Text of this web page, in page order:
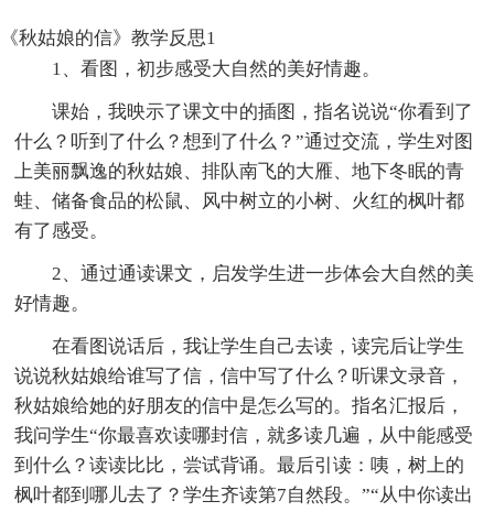
《秋姑娘的信》教学反思1
1、看图，初步感受大自然的美好情趣。
课始，我映示了课文中的插图，指名说说“你看到了
什么？听到了什么？想到了什么？”通过交流，学生对图
上美丽飘逸的秋姑娘、排队南飞的大雁、地下冬眠的青
蛙、储备食品的松鼠、风中树立的小树、火红的枫叶都
有了感受。
2、通过通读课文，启发学生进一步体会大自然的美
好情趣。
在看图说话后，我让学生自己去读，读完后让学生
说说秋姑娘给谁写了信，信中写了什么？听课文录音，
秋姑娘给她的好朋友的信中是怎么写的。指名汇报后，
我问学生“你最喜欢读哪封信，就多读几遍，从中能感受
到什么？读读比比，尝试背诵。最后引读：咦，树上的
枫叶都到哪儿去了？学生齐读第7自然段。”“从中你读出